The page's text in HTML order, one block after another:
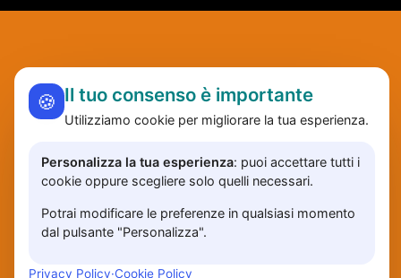
contatti prezzi privacy accedi
🍪 Il tuo consenso è importante
Utilizziamo cookie per migliorare la tua esperienza.
Personalizza la tua esperienza: puoi accettare tutti i
cookie oppure scegliere solo quelli necessari.
Potrai modificare le preferenze in qualsiasi momento
dal pulsante "Personalizza".
Privacy Policy·Cookie Policy